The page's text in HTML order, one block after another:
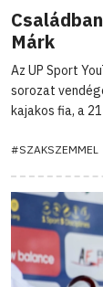
Márk
Az UP Sport
sorozat
kajakos fia, a
#SZAKSZEMMEL